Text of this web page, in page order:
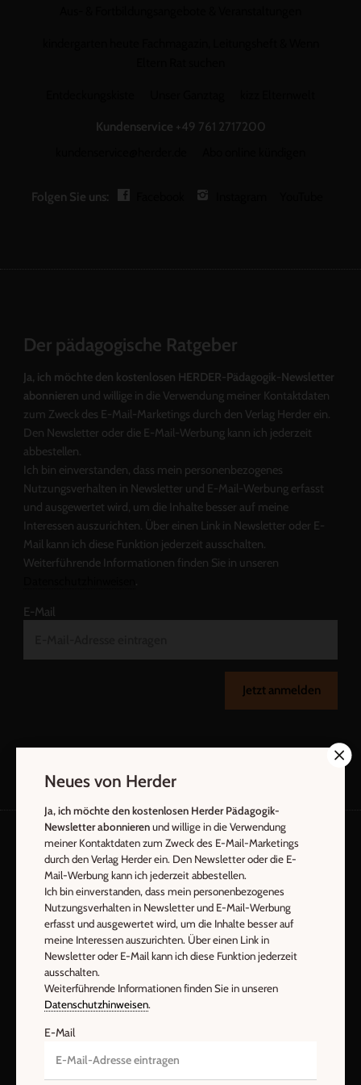
Kundenservice +49 761 2717200
Folgen Sie uns:
Der pädagogische Ratgeber
Ja, ich möchte den kostenlosen HERDER-Pädagogik-Newsletter
abonnieren und willige in die Verwendung meiner Kontaktdaten
zum Zweck des E-Mail-Marketings durch den Verlag Herder ein.
Den Newsletter oder die E-Mail-Werbung kann ich jederzeit
abbestellen.
Ich bin einverstanden, dass mein personenbezogenes
Nutzungsverhalten in Newsletter und E-Mail-Werbung erfasst
und ausgewertet wird, um die Inhalte besser auf meine
Interessen auszurichten. Über einen Link in Newsletter oder E-
Mail kann ich diese Funktion jederzeit ausschalten.
Weiterführende Informationen finden Sie in unseren
.
E-Mail
Jetzt anmelden
AGB und Widerrufsbelehrung
Datenschutz
Barrierefreiheit
Impressum
Vertrag widerrufen Abo online kündigen
Neues von Herder
Ja, ich möchte den kostenlosen Herder Pädagogik-
Newsletter abonnierenund willige in die Verwendung
meiner Kontaktdaten zum Zweck des E-Mail-Marketings
durch den Verlag Herder ein. Den Newsletter oder die E-
Mail-Werbung kann ich jederzeit abbestellen.
Ich bin einverstanden, dass mein personenbezogenes
Nutzungsverhalten in Newsletter und E-Mail-Werbung
erfasst und ausgewertet wird, um die Inhalte besser auf
meine Interessen auszurichten. Über einen Link in
Newsletter oder E-Mail kann ich diese Funktion jederzeit
ausschalten.
Weiterführende Informationen finden Sie in unseren
Datenschutzhinweisen.
E-Mail